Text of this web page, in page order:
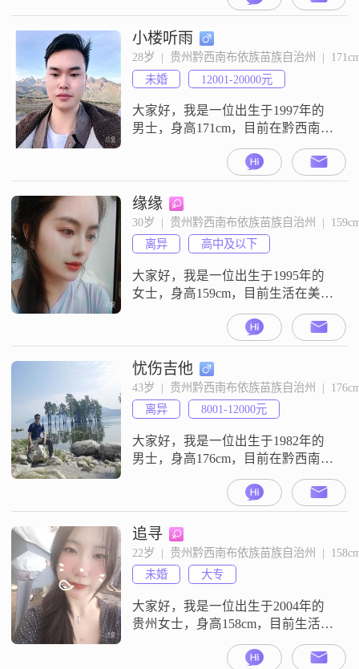
是 153cm，虽然不算高挑，但我相
信内在的品质比外在的身高更重要
##3002##我的月收入在 3000 元以
下，但我知足常乐，懂得珍惜生活
中的每一份美好##3002##中专的
小楼听雨
28岁  |  贵州黔西南布依族苗族自治州  |
未婚
12001-20000元
大家好，我是一位出生于1997年的
男士，身高171cm，目前在黔西南布
依族苗族自治州工作##3002##我的
月收入在12001到20000元之间，拥
有大学本科学历##3002##在性格方
面，我自认为是一个稳重可靠的
人，同时也喜欢用幽默来调节气
氛，让生活更加轻松愉快##3002##
我非常重视家庭和朋友，认为他们
是生活中不
缘缘
30岁  |  贵州黔西南布依族苗族自治州  |
离异
高中及以下
大家好，我是一位出生于1995年的
女士，身高159cm，目前生活在美丽
的黔西南布依族苗族自治州
##3002##我的月收入在3001到5000
元之间，虽然不是很高，但足够维
持我简单而充实的生活##3002##我
学历不高，只有高中及以下，但我
相信生活不仅仅是书本上的知识
##3002##我性格善解人意，乐观积
极，总是乐于帮助
忧伤吉他
43岁  |  贵州黔西南布依族苗族自治州  |
离异
8001-12000元
大家好，我是一位出生于1982年的
男士，身高176cm，目前在黔西南布
依族苗族自治州工作##3002##我的
月收入在8001到12000元之间，拥有
大学本科学历##3002##我性格随
和，容易相处，对待事物认真负
责，真诚可靠，喜欢活在当下，享
受生活的每一刻##3002##平时我有
几个爱好，特别喜欢电子游戏，在
游戏的世界
追寻
22岁  |  贵州黔西南布依族苗族自治州  |
未婚
大专
大家好，我是一位出生于2004年的
贵州女士，身高158cm，目前生活在
美丽的黔西南布依族苗族自治州
##3002##我拥有大专学历，在工作